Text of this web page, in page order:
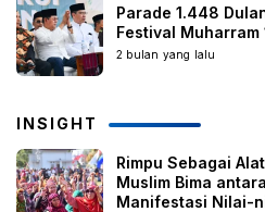
Parade 1.448
Festival Muharram
2 bulan yang lalu
INSIGHT
Rimpu Sebagai
Muslim Bima
Manifestasi Nilai-